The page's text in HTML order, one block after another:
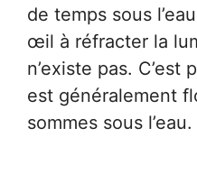
de temps sous
œil à réfracter la
n’existe pas.
est généralement
sommes sous l’eau.